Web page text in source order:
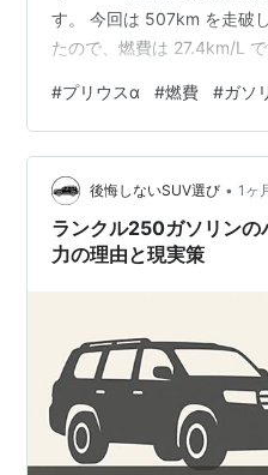
す。 今回は 507km を走破
たので、燃費は 27.4km/L
が、一番燃費に良いのでし
円/L でしたので、微妙に高
んなもんでしょう。 アメリ
ば、もうちょっと安くなる
#プリウスα #燃費 #ガソ
後悔しないSUV選び • 1ヶ
ランクル250ガソリンの
力の理由と現実策